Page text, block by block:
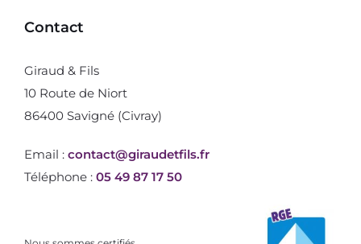
Contact
Giraud & Fils
10 Route de Niort
86400 Savigné (Civray)
Email : contact@giraudetfils.fr
Téléphone : 05 49 87 17 50